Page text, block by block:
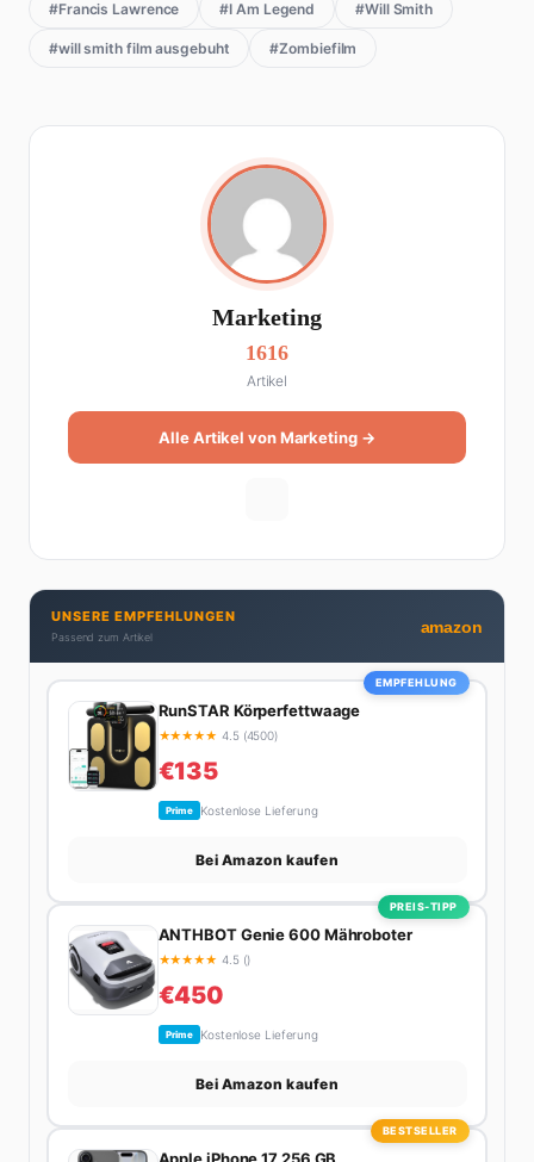
#Francis Lawrence #I Am Legend #Will Smith
#will smith film ausgebuht #Zombiefilm
Marketing
1616
Artikel
Alle Artikel von Marketing →
UNSERE EMPFEHLUNGEN
Passend zum Artikel
amazon
EMPFEHLUNG
RunSTAR Körperfettwaage
★★★★★ 4.5 (4500)
€135
Prime Kostenlose Lieferung
Bei Amazon kaufen
PREIS-TIPP
ANTHBOT Genie 600 Mähroboter
★★★★★ 4.5 ()
€450
Prime Kostenlose Lieferung
Bei Amazon kaufen
BESTSELLER
Apple iPhone 17 256 GB